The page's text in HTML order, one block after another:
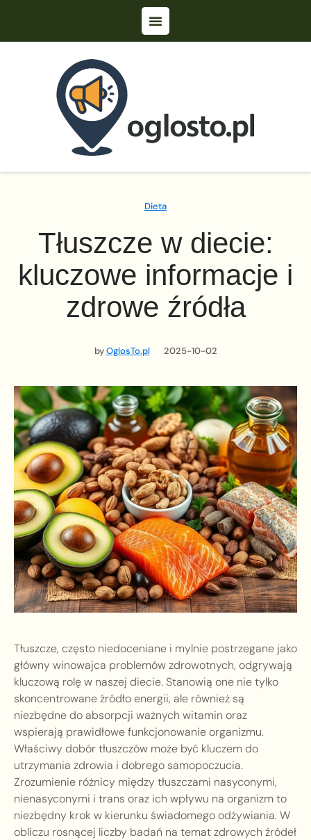
Dieta
Tłuszcze w diecie:
kluczowe informacje i
zdrowe źródła
byOglosTo.pl 2025-10-02
Tłuszcze, często niedoceniane i mylnie postrzegane jako
główny winowajca problemów zdrowotnych, odgrywają
kluczową rolę w naszej diecie. Stanowią one nie tylko
skoncentrowane źródło energii, ale również są
niezbędne do absorpcji ważnych witamin oraz
wspierają prawidłowe funkcjonowanie organizmu.
Właściwy dobór tłuszczów może być kluczem do
utrzymania zdrowia i dobrego samopoczucia.
Zrozumienie różnicy między tłuszczami nasyconymi,
nienasyconymi i trans oraz ich wpływu na organizm to
niezbędny krok w kierunku świadomego odżywiania. W
obliczu rosnącej liczby badań na temat zdrowych źródeł